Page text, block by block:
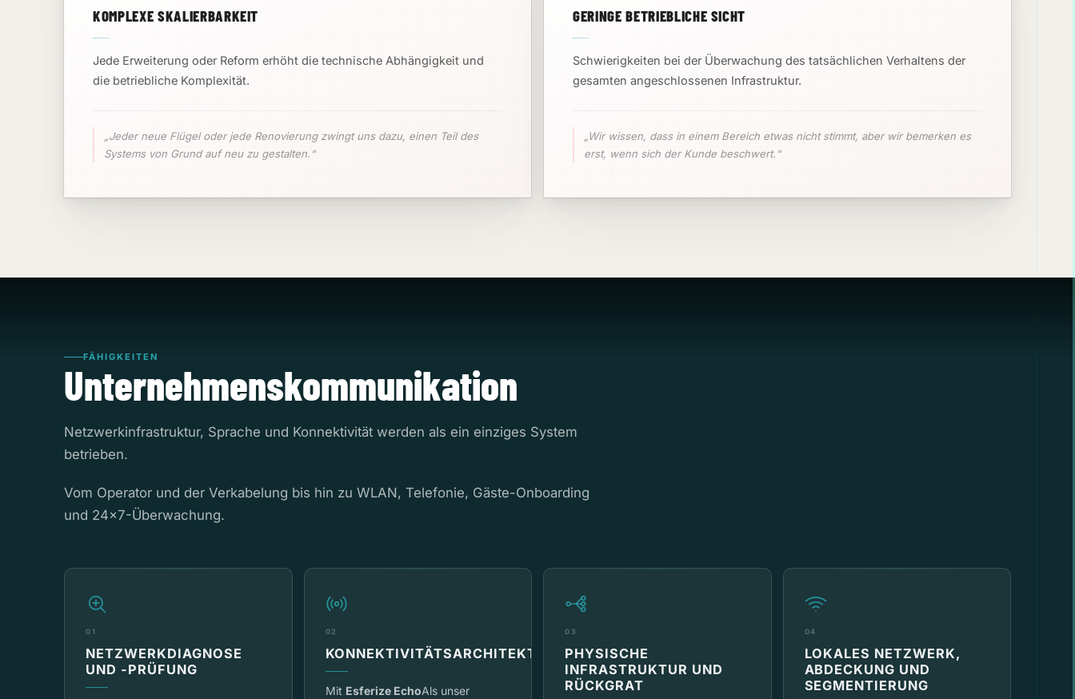
KOMPLEXE SKALIERBARKEIT
Jede Erweiterung oder Reform erhöht die technische Abhängigkeit und
die betriebliche Komplexität.
„Jeder neue Flügel oder jede Renovierung zwingt uns dazu, einen Teil des
Systems von Grund auf neu zu gestalten.“
GERINGE BETRIEBLICHE SICHT
Schwierigkeiten bei der Überwachung des tatsächlichen Verhaltens der
gesamten angeschlossenen Infrastruktur.
„Wir wissen, dass in einem Bereich etwas nicht stimmt, aber wir bemerken es
erst, wenn sich der Kunde beschwert.“
FÄHIGKEITEN
Unternehmenskommunikation
Netzwerkinfrastruktur, Sprache und Konnektivität werden als ein einziges System
betrieben.
Vom Operator und der Verkabelung bis hin zu WLAN, Telefonie, Gäste-Onboarding
und 24x7-Überwachung.
01
NETZWERKDIAGNOSE
UND -PRÜFUNG
02
KONNEKTIVITÄTSARCHITEKTUR
Mit Esferize EchoAls unser
03
PHYSISCHE
INFRASTRUKTUR UND
RÜCKGRAT
04
LOKALES NETZWERK,
ABDECKUNG UND
SEGMENTIERUNG